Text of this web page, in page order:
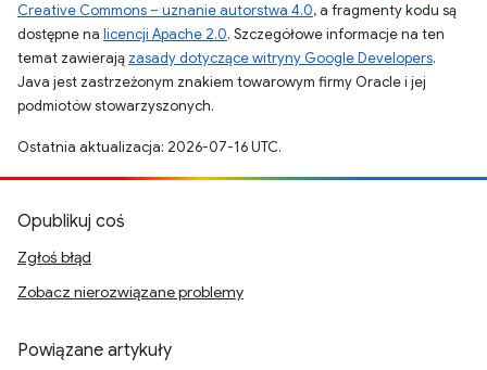
Creative Commons – uznanie autorstwa 4.0, a fragmenty kodu są
dostępne na licencji Apache 2.0. Szczegółowe informacje na ten
temat zawierają zasady dotyczące witryny Google Developers.
Java jest zastrzeżonym znakiem towarowym firmy Oracle i jej
podmiotów stowarzyszonych.
Ostatnia aktualizacja: 2026-07-16 UTC.
Opublikuj coś
Zgłoś błąd
Zobacz nierozwiązane problemy
Powiązane artykuły